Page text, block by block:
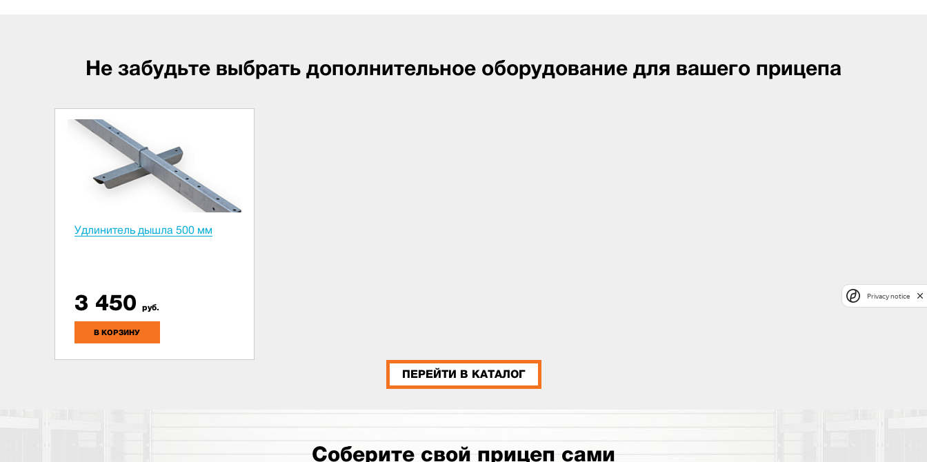
Не забудьте выбрать дополнительное оборудование для вашего прицепа
Удлинитель дышла 500 мм
3 450 руб.
В КОРЗИНУ
ПЕРЕЙТИ В КАТАЛОГ
Соберите свой прицеп сами
Privacy notice